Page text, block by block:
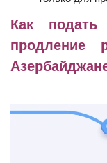
Как
продление